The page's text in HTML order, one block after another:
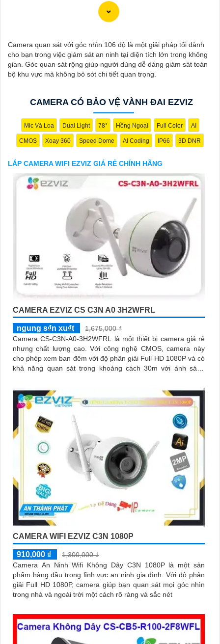
với mức giá rất hấp dẫn. Với thiết kế hiện đại, dễ dàng lắp đặt và
kết nối thông minh qua Wifi, Camera Wifi Ezviz sẽ giúp bạn giám
sát ngôi nhà hoặc văn phòng mọi lúc mọi nơi chỉ bằng một chiếc
điện thoại thông minh.
nét và độ phân giải cao, cho phép bạn theo dõi mọi hoạt động
một cách dễ dàng. Đừng bỏ lỡ cơ hội sở hữu Camera Wifi Ezviz
giá rẻ chính hãng để bảo vệ tài sản và gia đình của bạn ngay
hôm nay!"
Hy vọng đoạn văn trên sẽ giúp bạn trong việc giới thiệu sản
phẩm Camera Wifi Ezviz.
Camera quan sát với góc nhìn 106 độ là một giải pháp tối dành
cho bạn trong việc giám sát an ninh tại diện tích lớn trong không
gian. Góc quan sát rộng giúp người dùng dễ dàng giám sát toàn
bộ khu vực mà không bỏ sót chi tiết quan trọng.
CAMERA CÓ BẢO VỆ VÀNH ĐAI EZVIZ
Mic Và Loa Dual Light 78° Hồng Ngoại Full Color AI
CMOS Xoay 360 Speed Dome AI Coding IP66 3D DNR
LẮP CAMERA WIFI EZVIZ GIÁ RẺ CHÍNH HÃNG
CAMERA EZVIZ CS C3N A0 3H2WFRL
ngung s₫n xu₫t
1,675,000 ₫
Camera CS-C3N-A0-3H2WFRL là một thiết bị camera giá rẻ
nhưng chất lượng cao. Với công nghệ CMOS, camera này
cho phép xem ban đêm với độ phân giải Full HD 1080P và có
khả năng quan sát trong khoảng cách 30m với ánh sáng
CAMERA WIFI EZVIZ C3N 1080P
910,000 ₫
1,300,000 ₫
Camera An Ninh Wifi Không Dây C3N 1080P là một sản
phẩm hàng đầu trong lĩnh vực an ninh gia đình. Với độ phân
giải Full HD 1080P, camera giúp bạn quan sát mọi góc nhìn
trong nhà và ngoài trời một cách rõ ràng và sắc nét